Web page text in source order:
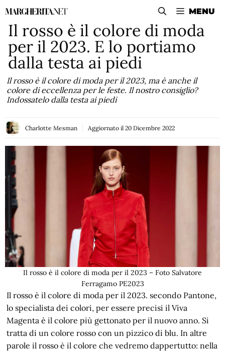
Vai
contenuto
MENU
Il rosso è il colore di moda
per il 2023. E lo portiamo
dalla testa ai piedi
Il rosso è il colore di moda per il 2023, ma è anche il
colore di eccellenza per le feste. Il nostro consiglio?
Indossatelo dalla testa ai piedi
Charlotte Mesman Aggiornato il 20 Dicembre 2022
Il rosso è il colore di moda per il 2023 – Foto Salvatore
Ferragamo PE2023
Il rosso è il colore di moda per il 2023. secondo Pantone,
lo specialista dei colori, per essere precisi il Viva
Magenta è il colore più gettonato per il nuovo anno. Si
tratta di un colore rosso con un pizzico di blu. In altre
parole il rosso è il colore che vedremo dappertutto: nella